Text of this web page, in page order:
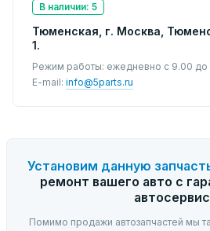
В наличии: 5
Тюменская, г. Москва,
1.
Режим работы: ежедневно с 9.00 до
E-mail: info@5parts.ru
Установим данную
ремонт вашего авто с
Помимо продажи автозапчастей мы